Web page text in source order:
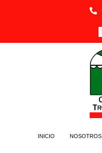
INICIO NOSOTROS